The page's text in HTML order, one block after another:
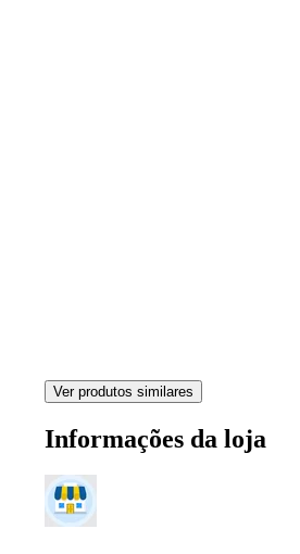
Ver produtos similares
Informações da loja